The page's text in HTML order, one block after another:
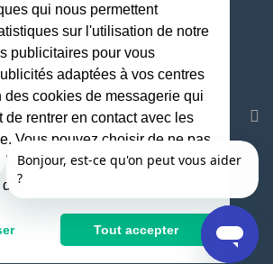
LA COMMUNAUTE
Fait avec
© TrainMe 2021
qui nous permettent
sur l'utilisation de notre
publicitaires pour vous
adaptées à vos centres
des cookies de messagerie qui
de rentrer en contact avec les
Vous pouvez choisir de ne pas
non indispensables au
site.
Tout accepter